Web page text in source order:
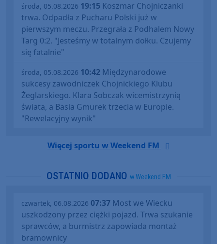
środa, 05.08.2026 19:15 Koszmar Chojniczanki
trwa. Odpadła z Pucharu Polski już w
pierwszym meczu. Przegrała z Podhalem Nowy
Targ 0:2. "Jesteśmy w totalnym dołku. Czujemy
się fatalnie"
środa, 05.08.2026 10:42 Międzynarodowe
sukcesy zawodniczek Chojnickiego Klubu
Żeglarskiego. Klara Sobczak wicemistrzynią
świata, a Basia Gmurek trzecia w Europie.
"Rewelacyjny wynik"
Więcej sportu w Weekend FM
OSTATNIO DODANO w Weekend FM
czwartek, 06.08.2026 07:37 Most we Wiecku
uszkodzony przez ciężki pojazd. Trwa szukanie
sprawców, a burmistrz zapowiada montaż
bramownicy